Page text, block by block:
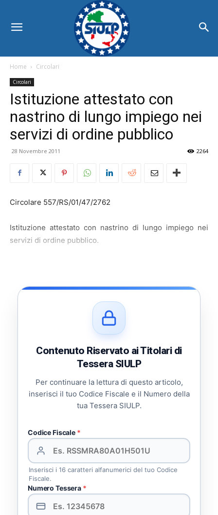
Home Circolari
Circolari
Istituzione attestato con
nastrino di lungo impiego nei
servizi di ordine pubblico
28 Novembre 2011 2264
Circolare 557/RS/01/47/2762
Istituzione attestato con nastrino di lungo impiego nei
servizi di ordine pubblico.
Contenuto Riservato ai Titolari di
Tessera SIULP
Per continuare la lettura di questo articolo,
inserisci il tuo Codice Fiscale e il Numero della
tua Tessera SIULP.
Codice Fiscale *
Inserisci i 16 caratteri alfanumerici del tuo Codice
Fiscale.
Numero Tessera *